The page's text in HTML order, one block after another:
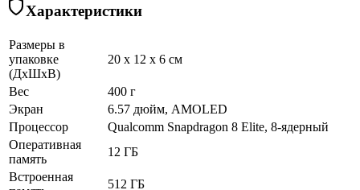
Характеристики
Размеры в
упаковке
(ДхШхВ)
20 x 12 x 6 см
Вес
400 г
Экран
6.57 дюйм, AMOLED
Процессор
Qualcomm Snapdragon 8 Elite, 8-ядерный
Оперативная
память
12 ГБ
Встроенная
512 ГБ